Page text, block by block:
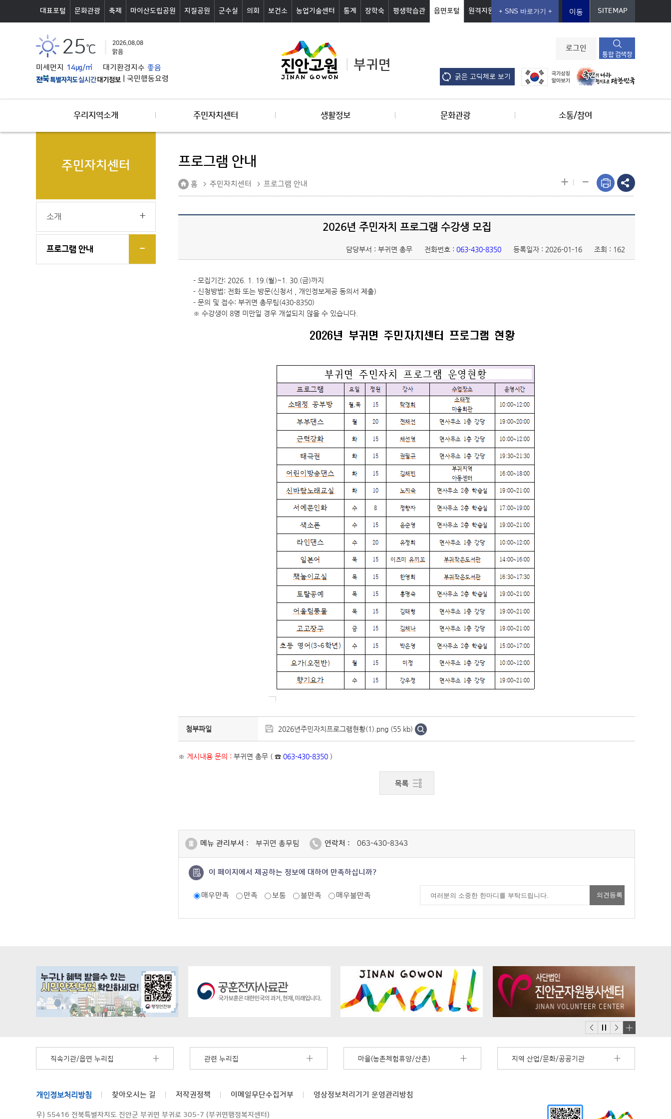
대표포털 문화관광 축제 마이산도립공원 지질공원 군수실 의회 보건소 농업기술센터 통계 장학숙 평생학습관 읍면포털 원격지원 이동 SITEMAP
25℃
2026.08.08
맑음
미세먼지 14㎍/㎥ 대기환경지수 좋음
국민행동요령
부귀면
로그인
통합 검색창
굵은 고딕체로 보기
우리지역소개 주민자치센터 생활정보 문화관광 소통/참여
주민자치센터
소개
프로그램 안내
프로그램 안내
홈 주민자치센터 프로그램 안내 + -
2026년 주민자치 프로그램 수강생 모집
담당부서 : 부귀면 총무 전화번호 : 063-430-8350 등록일자 : 2026-01-16 조회 : 162
- 모집기간: 2026. 1. 19.(월)~1. 30.(금)까지
- 신청방법: 전화 또는 방문(신청서 , 개인정보제공 동의서 제출)
- 문의 및 접수: 부귀면 총무팀(430-8350)
※ 수강생이 8명 미만일 경우 개설되지 않을 수 있습니다.
첨부파일 2026년주민자치프로그램현황(1).png (55 kb)
※ 게시내용 문의 : 부귀면 총무 ( ☎ 063-430-8350 )
메뉴 관리부서 : 부귀면 총무팀 연락처 : 063-430-8343
이 페이지에서 제공하는 정보에 대하여 만족하십니까?
매우만족 만족 보통 불만족 매우불만족
너
음
직속기관/읍면 누리집 관련 누리집 마을(농촌체험휴양/산촌) 지역 산업/문화/공공기관
개인정보처리방침 찾아오시는 길 저작권정책 이메일무단수집거부 영상정보처리기기 운영관리방침
우) 55416 전북특별자치도 진안군 부귀면 부귀로 305-7 (부귀면행정복지센터)